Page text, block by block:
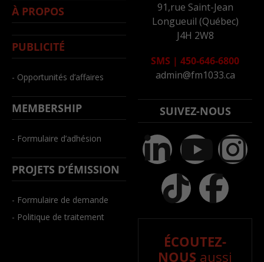
À PROPOS
PUBLICITÉ
- Opportunités d’affaires
MEMBERSHIP
- Formulaire d’adhésion
PROJETS D’ÉMISSION
- Formulaire de demande
- Politique de traitement
91,rue Saint-Jean
Longueuil (Québec)
J4H 2W8
SMS | 450-646-6800
admin@fm1033.ca
SUIVEZ-NOUS
ÉCOUTEZ-
NOUS aussi